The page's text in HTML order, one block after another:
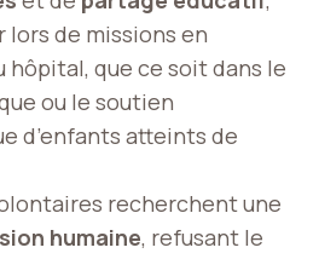
de missions en
hôpital, que ce soit dans le
ou le soutien
d’enfants atteints de
recherchent une
humaine, refusant le